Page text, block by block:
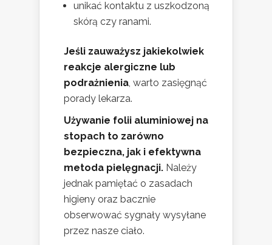
unikać kontaktu z uszkodzoną
skórą czy ranami.
Jeśli zauważysz jakiekolwiek
reakcje alergiczne lub
podrażnienia, warto zasięgnąć
porady lekarza.
Używanie folii aluminiowej na
stopach to zarówno
bezpieczna, jak i efektywna
metoda pielęgnacji. Należy
jednak pamiętać o zasadach
higieny oraz bacznie
obserwować sygnały wysyłane
przez nasze ciało.